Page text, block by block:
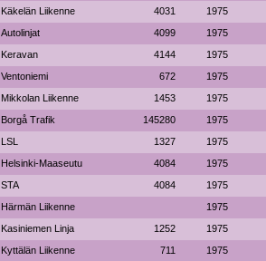
Käkelän Liikenne 4031 1975
Autolinjat 4099 1975
Keravan 4144 1975
Ventoniemi 672 1975
Mikkolan Liikenne 1453 1975
Borgå Trafik 145280 1975
LSL 1327 1975
Helsinki-Maaseutu 4084 1975
STA 4084 1975
Härmän Liikenne 1975
Kasiniemen Linja 1252 1975
Kyttälän Liikenne 711 1975